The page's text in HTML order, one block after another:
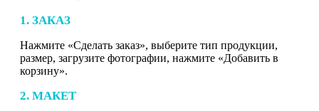
1. ЗАКАЗ
Нажмите «Сделать заказ», выберите тип продукции,
размер, загрузите фотографии, нажмите «Добавить в
корзину».
2. МАКЕТ